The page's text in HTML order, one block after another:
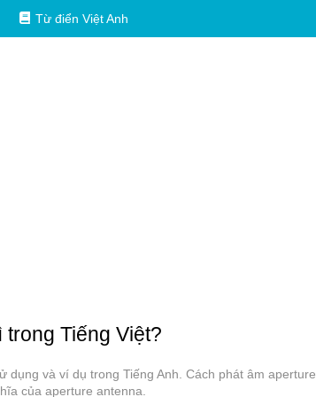
Từ điển Việt Anh
trong Tiếng Việt?
và ví dụ trong Tiếng Anh. Cách phát âm aperture
của aperture antenna.